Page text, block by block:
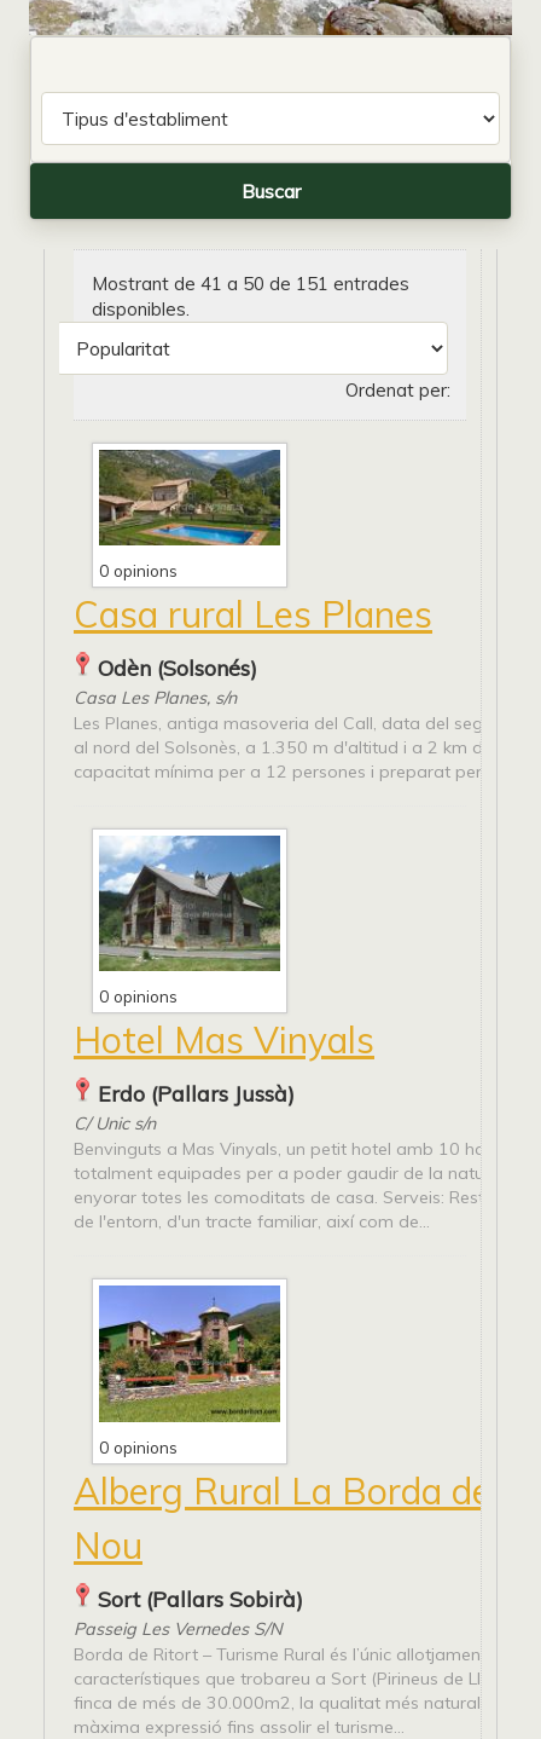
Mostrant de 41 a 50 de 151 entrades
disponibles.
Ordenat per:
0 opinions
Casa rural Les Planes
Odèn (Solsonés)
Casa Les Planes, s/n
Les Planes, antiga masoveria del Call, data del segle
al nord del Solsonès, a 1.350 m d'altitud i a 2 km del Call.
capacitat mínima per a 12 persones i preparat per...
0 opinions
Hotel Mas Vinyals
Erdo (Pallars Jussà)
C/ Unic s/n
Benvinguts a Mas Vinyals, un petit hotel amb 10
totalment equipades per a poder gaudir de la natura
enyorar totes les comoditats de casa. Serveis:
de l'entorn, d'un tracte familiar, així com de...
0 opinions
Alberg Rural La Borda de
Nou
Sort (Pallars Sobirà)
Passeig Les Vernedes S/N
Borda de Ritort – Turisme Rural és l’únic allotjament
característiques que trobareu a Sort (Pirineus de Lleida).
finca de més de 30.000m2, la qualitat més natural
màxima expressió fins assolir el turisme...